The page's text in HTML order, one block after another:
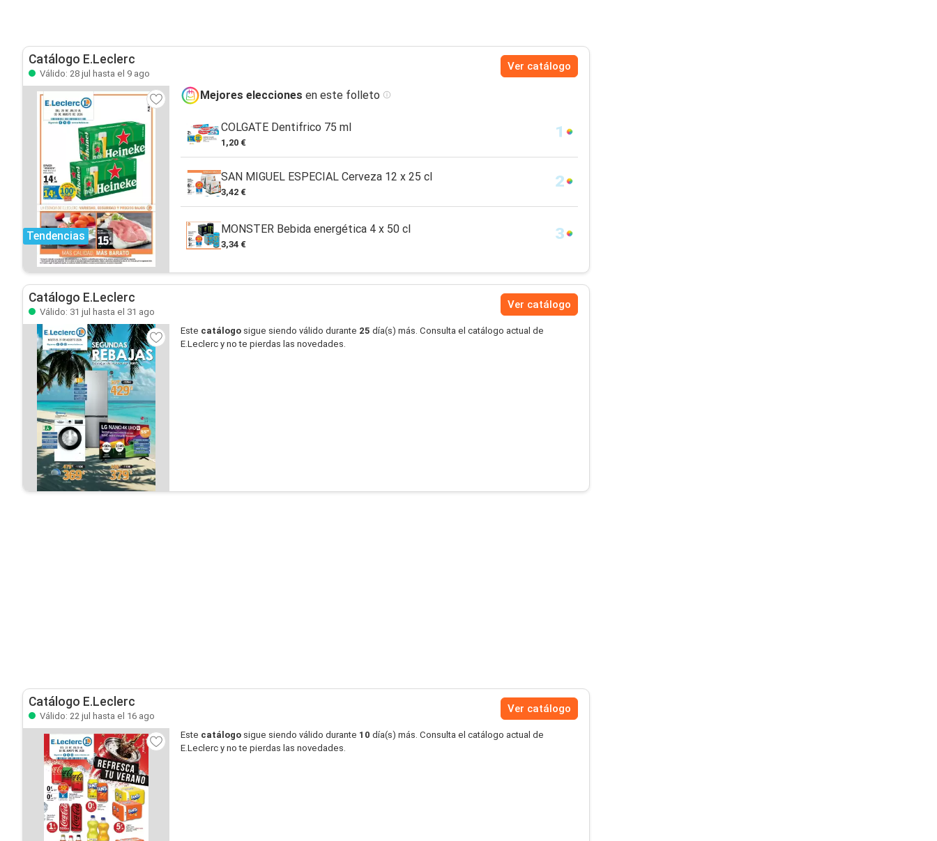
Catálogo E.Leclerc
Válido: 28 jul hasta el 9 ago
Ver catálogo
Tendencias
Mejores elecciones en este folleto
COLGATE Dentifrico 75 ml
1,20 €
SAN MIGUEL ESPECIAL Cerveza 12 x 25 cl
3,42 €
MONSTER Bebida energética 4 x 50 cl
3,34 €
Catálogo E.Leclerc
Válido: 31 jul hasta el 31 ago
Ver catálogo
Este catálogo sigue siendo válido durante 25 día(s) más. Consulta el catálogo actual de
E.Leclerc y no te pierdas las novedades.
Catálogo E.Leclerc
Válido: 22 jul hasta el 16 ago
Ver catálogo
Este catálogo sigue siendo válido durante 10 día(s) más. Consulta el catálogo actual de
E.Leclerc y no te pierdas las novedades.